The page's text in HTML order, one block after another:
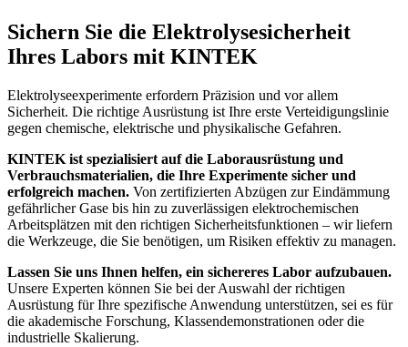
Sichern Sie die Elektrolysesicherheit
Ihres Labors mit KINTEK
Elektrolyseexperimente erfordern Präzision und vor allem
Sicherheit. Die richtige Ausrüstung ist Ihre erste Verteidigungslinie
gegen chemische, elektrische und physikalische Gefahren.
KINTEK ist spezialisiert auf die Laborausrüstung und
Verbrauchsmaterialien, die Ihre Experimente sicher und
erfolgreich machen. Von zertifizierten Abzügen zur Eindämmung
gefährlicher Gase bis hin zu zuverlässigen elektrochemischen
Arbeitsplätzen mit den richtigen Sicherheitsfunktionen – wir liefern
die Werkzeuge, die Sie benötigen, um Risiken effektiv zu managen.
Lassen Sie uns Ihnen helfen, ein sichereres Labor aufzubauen.
Unsere Experten können Sie bei der Auswahl der richtigen
Ausrüstung für Ihre spezifische Anwendung unterstützen, sei es für
die akademische Forschung, Klassendemonstrationen oder die
industrielle Skalierung.